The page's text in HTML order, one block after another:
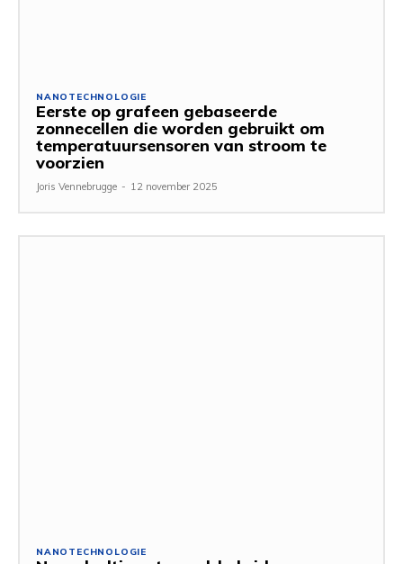
NANOTECHNOLOGIE
Eerste op grafeen gebaseerde
zonnecellen die worden gebruikt om
temperatuursensoren van stroom te
voorzien
Joris Vennebrugge - 12 november 2025
NANOTECHNOLOGIE